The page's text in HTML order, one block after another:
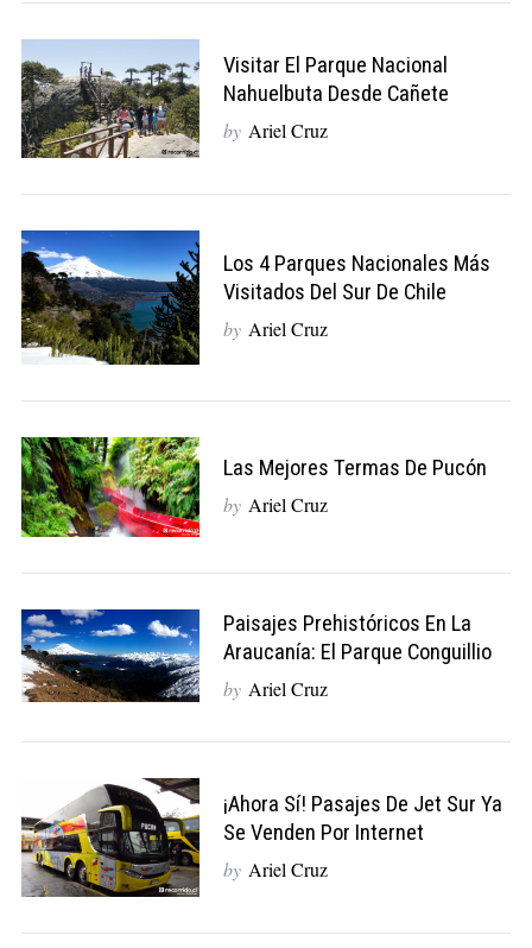
Visitar El Parque Nacional
Nahuelbuta Desde Cañete
by Ariel Cruz
Los 4 Parques Nacionales Más
Visitados Del Sur De Chile
by Ariel Cruz
Las Mejores Termas De Pucón
by Ariel Cruz
Paisajes Prehistóricos En La
Araucanía: El Parque Conguillio
by Ariel Cruz
¡Ahora Sí! Pasajes De Jet Sur Ya
Se Venden Por Internet
by Ariel Cruz